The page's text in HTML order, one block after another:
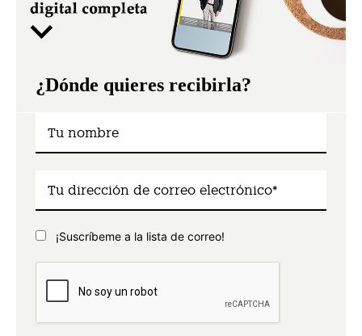
¿Dónde quieres recibirla?
¡Suscríbeme a la lista de correo!